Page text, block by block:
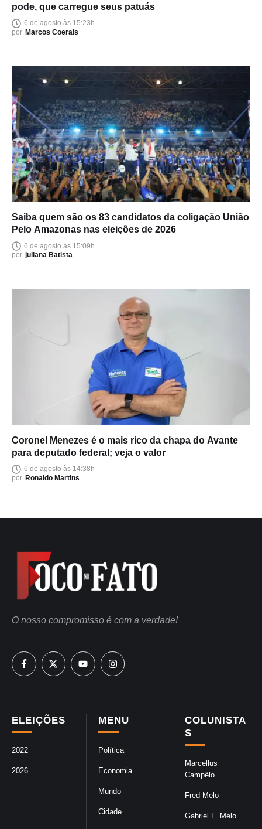
pode, que carregue seus patuás
6 de agosto às 15:23h
por Marcos Coerais
Saiba quem são os 83 candidatos da coligação União
Pelo Amazonas nas eleições de 2026
6 de agosto às 15:09h
por juliana Batista
Coronel Menezes é o mais rico da chapa do Avante
para deputado federal; veja o valor
6 de agosto às 14:38h
por Ronaldo Martins
COLUNISTA
S
Marcellus
Campêlo
Fred Melo
Gabriel F. Melo
MENU
Política
Economia
Mundo
Cidade
ELEIÇÕES
2022
2026
O nosso compromisso é com a verdade!